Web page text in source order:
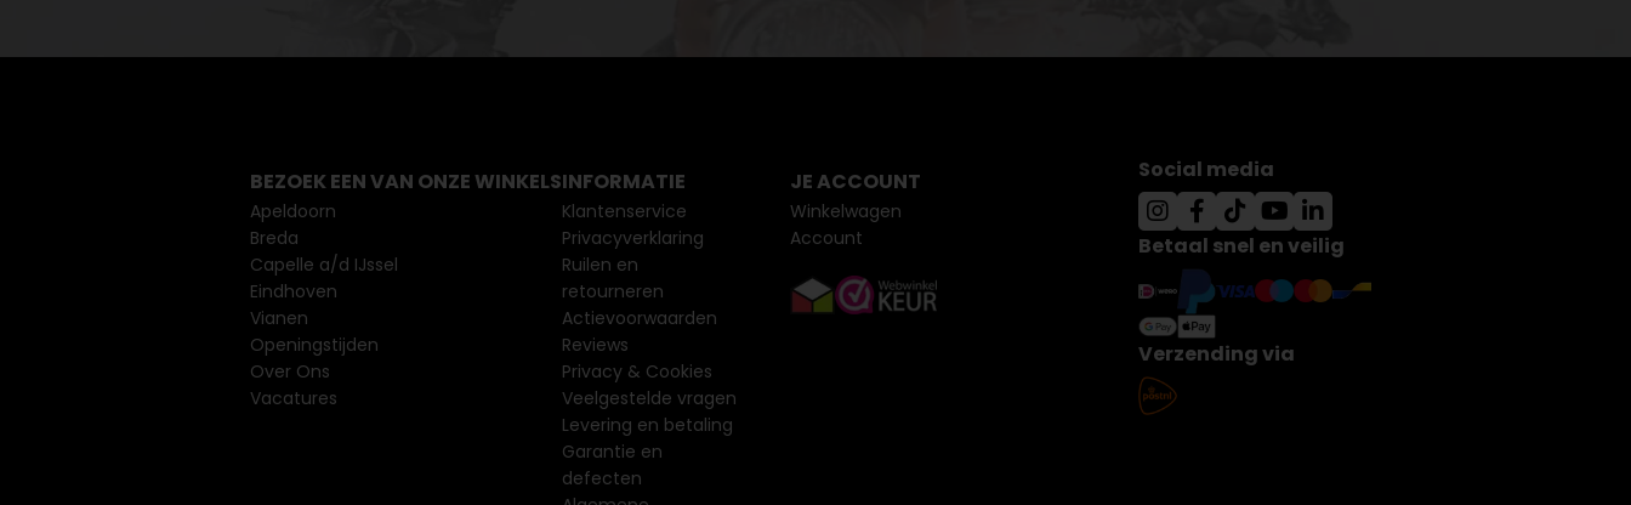
BEZOEK EEN VAN ONZE WINKELS
Apeldoorn
Breda
Capelle a/d IJssel
Eindhoven
Vianen
Openingstijden
Over Ons
Vacatures
INFORMATIE
Klantenservice
Privacyverklaring
Ruilen en
retourneren
Actievoorwaarden
Reviews
Privacy & Cookies
Veelgestelde vragen
Levering en betaling
Garantie en
defecten
JE ACCOUNT
Winkelwagen
Account
Social media
Betaal snel en veilig
Verzending via